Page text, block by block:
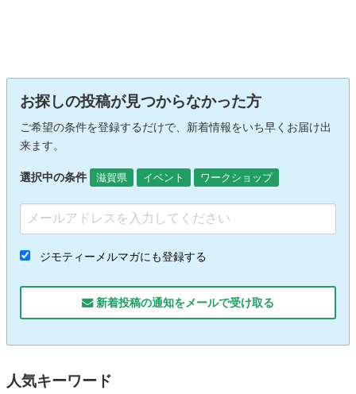
お探しの投稿が見つからなかった方
ご希望の条件を登録するだけで、新着情報をいち早くお届け出
来ます。
選択中の条件 滋賀県 イベント ワークショップ
ジモティーメルマガにも登録する
新着投稿の通知をメールで受け取る
人気キーワード